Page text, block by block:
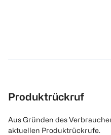
Produktrückruf
Aus Gründen des
aktuellen Produktrückrufe.